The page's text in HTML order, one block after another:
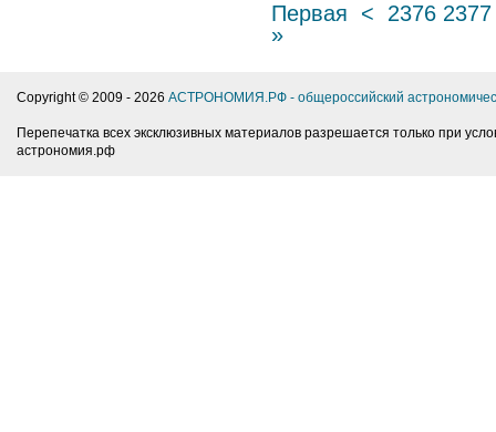
Первая
< 2376 2377
»
Copyright © 2009 - 2026 АСТРОНОМИЯ.РФ - общероссийский
Перепечатка всех эксклюзивных материалов разрешается только при
астрономия.рф